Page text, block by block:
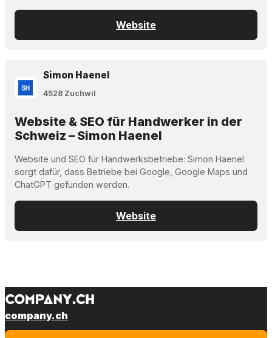
Website
Simon Haenel
4528 Zuchwil
Website & SEO für Handwerker in der
Schweiz – Simon Haenel
Website und SEO für Handwerksbetriebe: Simon Haenel
sorgt dafür, dass Betriebe bei Google, Google Maps und
ChatGPT gefunden werden.
Website
company.ch